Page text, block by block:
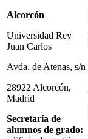
Alcorcón
Universidad Rey
Juan Carlos
Avda. de Atenas, s/n
28922 Alcorcón,
Madrid
Secretaría de
alumnos de grado: